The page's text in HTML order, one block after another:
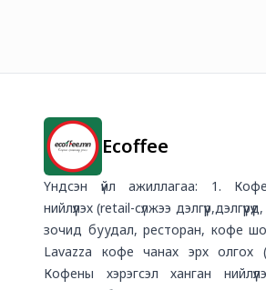
Ecoffee
Үндсэн үйл ажиллагаа: 1.
нийлүүлэх (retail-сүлжээ
зочид буудал, ресторан, кофе
Lavazza кофе чанах эрх олгох
Кофены хэрэгсэл ханган